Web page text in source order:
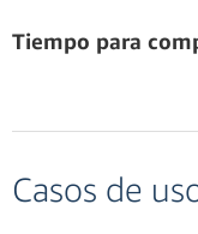
Tiempo para
Casos de